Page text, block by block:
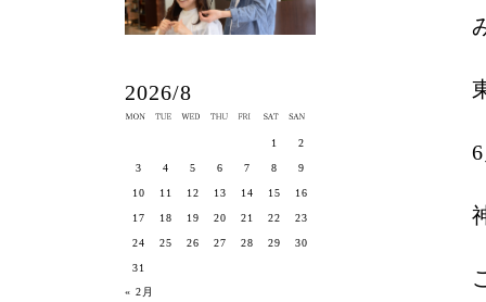
2026/8
« 2月
1 2
3 4 5 6 7 8 9
10 11 12 13 14 15 16
17 18 19 20 21 22 23
24 25 26 27 28 29 30
31